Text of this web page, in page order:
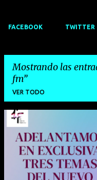
FACEBOOK TWITTER
Mostrando las
fm
VER TODO
E